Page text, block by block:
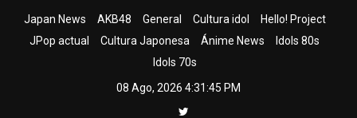
Japan News AKB48 General Cultura idol
Hello! Project
JPop actual
Cultura Japonesa Ánime News
Idols 80s
Idols 70s
08 Ago, 2026 4:31:47 PM